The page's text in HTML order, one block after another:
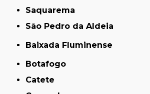
Saquarema
São Pedro da Aldeia
Baixada Fluminense
Botafogo
Catete